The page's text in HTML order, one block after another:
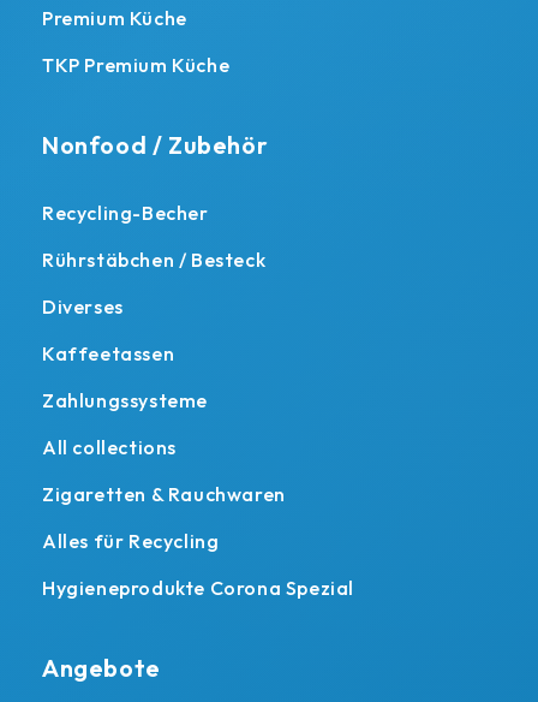
Premium Küche
TKP Premium Küche
Nonfood / Zubehör
Recycling-Becher
Rührstäbchen / Besteck
Diverses
Kaffeetassen
Zahlungssysteme
All collections
Zigaretten & Rauchwaren
Alles für Recycling
Hygieneprodukte Corona Spezial
Angebote